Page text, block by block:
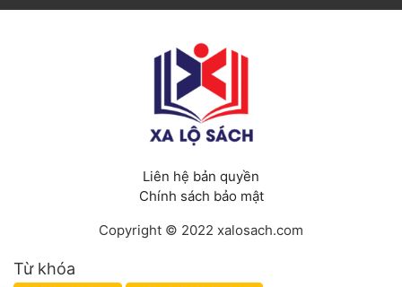
Liên hệ bản quyền
Chính sách bảo mật
Copyright © 2022 xalosach.com
Từ khóa